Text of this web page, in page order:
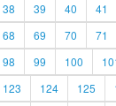
38 39 40 41
68 69 70 71
98 99 100
123 124 125